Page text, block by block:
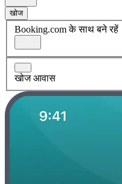
खोज
Booking.com के साथ बने रहें
खोज आवास